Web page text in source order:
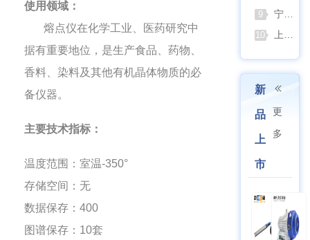
使用领域：
熔点仪在化学工业、医药研究中
据有重要地位，是生产食品、药物、
香料、染料及其他有机晶体物质的必
备仪器。
主要技术指标：
温度范围：室温-350°
存储空间：无
数据保存： 400
图谱保存： 10套
9 宁波久兴JSM系列手提式压力蒸汽灭菌器：安全高效的实验室灭菌利器
10 上海浦春JY系列静水力学天平：工程与科研领域的精准密度测试利器
新
品
上
市
更
多